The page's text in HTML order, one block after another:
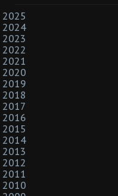
2025
2024
2023
2022
2021
2020
2019
2018
2017
2016
2015
2014
2013
2012
2011
2010